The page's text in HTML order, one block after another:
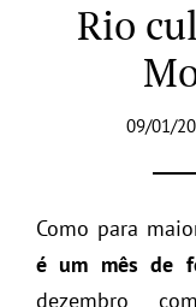
Rio
09/01/
Como para
é um mês de
dezembro